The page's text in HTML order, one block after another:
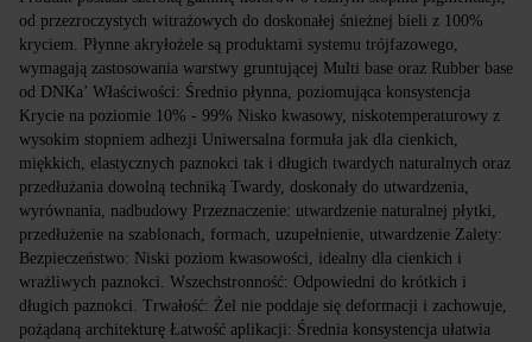
od przezroczystych witrażowych do doskonałej śnieżnej bieli z 100%
kryciem. Płynne akryłożele są produktami systemu trójfazowego,
wymagają zastosowania warstwy gruntującej Multi base oraz Rubber base
od DNKa’ Właściwości: Średnio płynna, poziomująca konsystencja
Krycie na poziomie 10% - 99% Nisko kwasowy, niskotemperaturowy z
wysokim stopniem adhezji Uniwersalna formuła jak dla cienkich,
miękkich, elastycznych paznokci tak i długich twardych naturalnych oraz
przedłużania dowolną techniką Twardy, doskonały do utwardzenia,
wyrównania, nadbudowy Przeznaczenie: utwardzenie naturalnej płytki,
przedłużenie na szablonach, formach, uzupełnienie, utwardzenie Zalety:
Bezpieczeństwo: Niski poziom kwasowości, idealny dla cienkich i
wrażliwych paznokci. Wszechstronność: Odpowiedni do krótkich i
długich paznokci. Trwałość: Żel nie poddaje się deformacji i zachowuje,
pożądaną architekturę Łatwość aplikacji: Średnia konsystencja ułatwia